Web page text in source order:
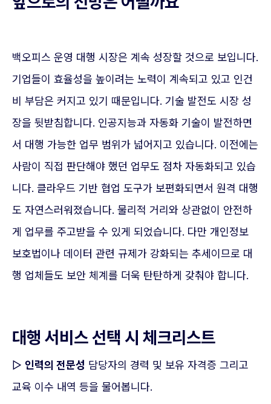
백오피스 운영 대행 시장은 계속 성장할 것으로 보입니다.
기업들이 효율성을 높이려는 노력이 계속되고 있고 인건
비 부담은 커지고 있기 때문입니다. 기술 발전도 시장 성
장을 뒷받침합니다. 인공지능과 자동화 기술이 발전하면
서 대행 가능한 업무 범위가 넓어지고 있습니다. 이전에는
사람이 직접 판단해야 했던 업무도 점차 자동화되고 있습
니다. 클라우드 기반 협업 도구가 보편화되면서 원격 대행
도 자연스러워졌습니다. 물리적 거리와 상관없이 안전하
게 업무를 주고받을 수 있게 되었습니다. 다만 개인정보
보호법이나 데이터 관련 규제가 강화되는 추세이므로 대
행 업체들도 보안 체계를 더욱 탄탄하게 갖춰야 합니다.
대행 서비스 선택 시 체크리스트
▷ 인력의 전문성 담당자의 경력 및 보유 자격증 그리고
교육 이수 내역 등을 물어봅니다.